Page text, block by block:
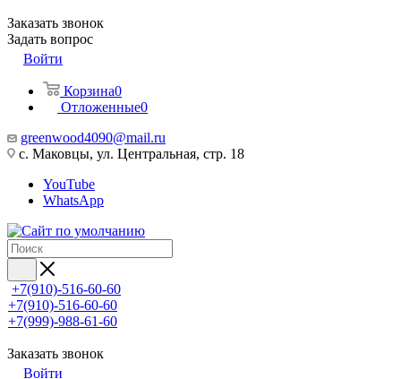
Заказать звонок
Задать вопрос
Войти
Корзина0
Отложенные0
greenwood4090@mail.ru
с. Маковцы, ул. Центральная, стр. 18
YouTube
WhatsApp
+7(910)-516-60-60
+7(910)-516-60-60
+7(999)-988-61-60
Заказать звонок
Войти